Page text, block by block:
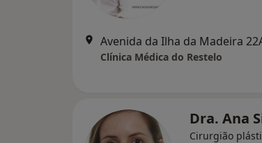
Avenida da Ilha da Madeira
Clínica Médica do Restelo
Dra. Ana
Cirurgião